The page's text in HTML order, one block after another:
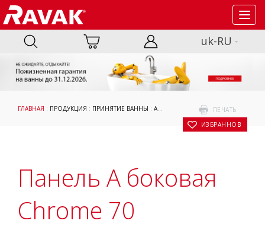
uk-RU
ПЕЧАТЬ
В ИЗБРАННОЕ
ГЛАВНАЯ : ПРОДУКЦИЯ : ПРИНЯТИЕ ВАННЫ : АКСЕССУАРЫ ОПОРЫ, ПАНЕЛИ И
Панель A боковая
Chrome 70